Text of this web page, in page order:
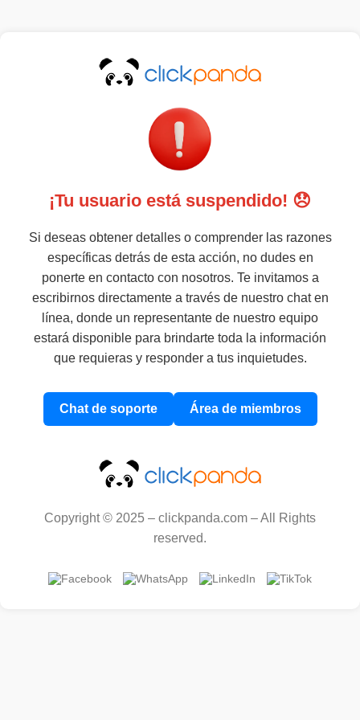
¡Tu usuario está suspendido! 😞
Si deseas obtener detalles o comprender las razones
específicas detrás de esta acción, no dudes en
ponerte en contacto con nosotros. Te invitamos a
escribirnos directamente a través de nuestro chat en
línea, donde un representante de nuestro equipo
estará disponible para brindarte toda la información
que requieras y responder a tus inquietudes.
Chat de soporte Área de miembros
Copyright © 2025 – clickpanda.com – All Rights
reserved.